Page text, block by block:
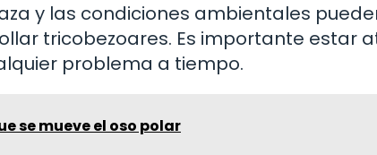
y las condiciones ambientales
tricobezoares. Es importante estar
problema a tiempo.
se mueve el oso polar